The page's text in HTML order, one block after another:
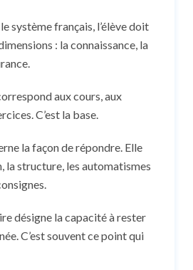
système français, l’élève doit
: la connaissance, la
aux cours, aux
C’est la base.
la façon de répondre. Elle
la structure, les automatismes
désigne la capacité à rester
C’est souvent ce point qui